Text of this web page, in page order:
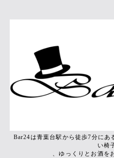
Bar24は青葉台駅から徒歩7分にあ
い椅
、ゆっくりとお酒を